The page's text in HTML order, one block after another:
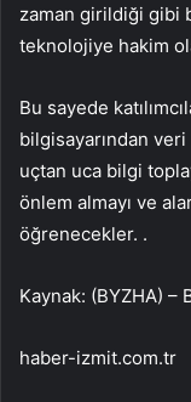
zaman girildiği gibi
teknolojiye hakim
Bu sayede
bilgisayarından
uçtan uca bilgi
önlem almayı ve
öğrenecekler. .
Kaynak: (BYZHA) –
haber-izmit.com.tr